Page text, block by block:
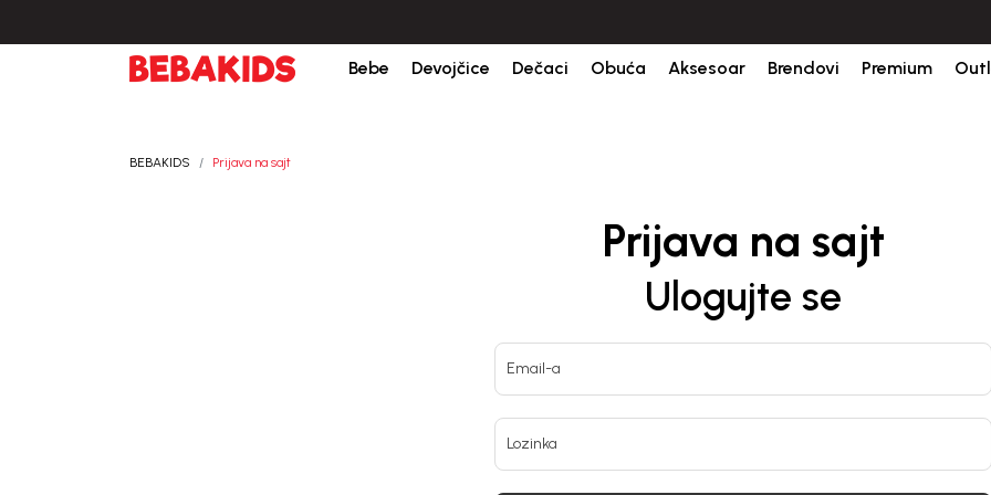
Bebe Devojčice Dečaci Obuća Aksesoar Brendovi Premium
BEBAKIDS Prijava na sajt
Prijava na sajt
Ulogujte se
Email-a
Lozinka